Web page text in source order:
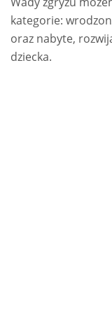
kategorie:
oraz nabyte,
dziecka.